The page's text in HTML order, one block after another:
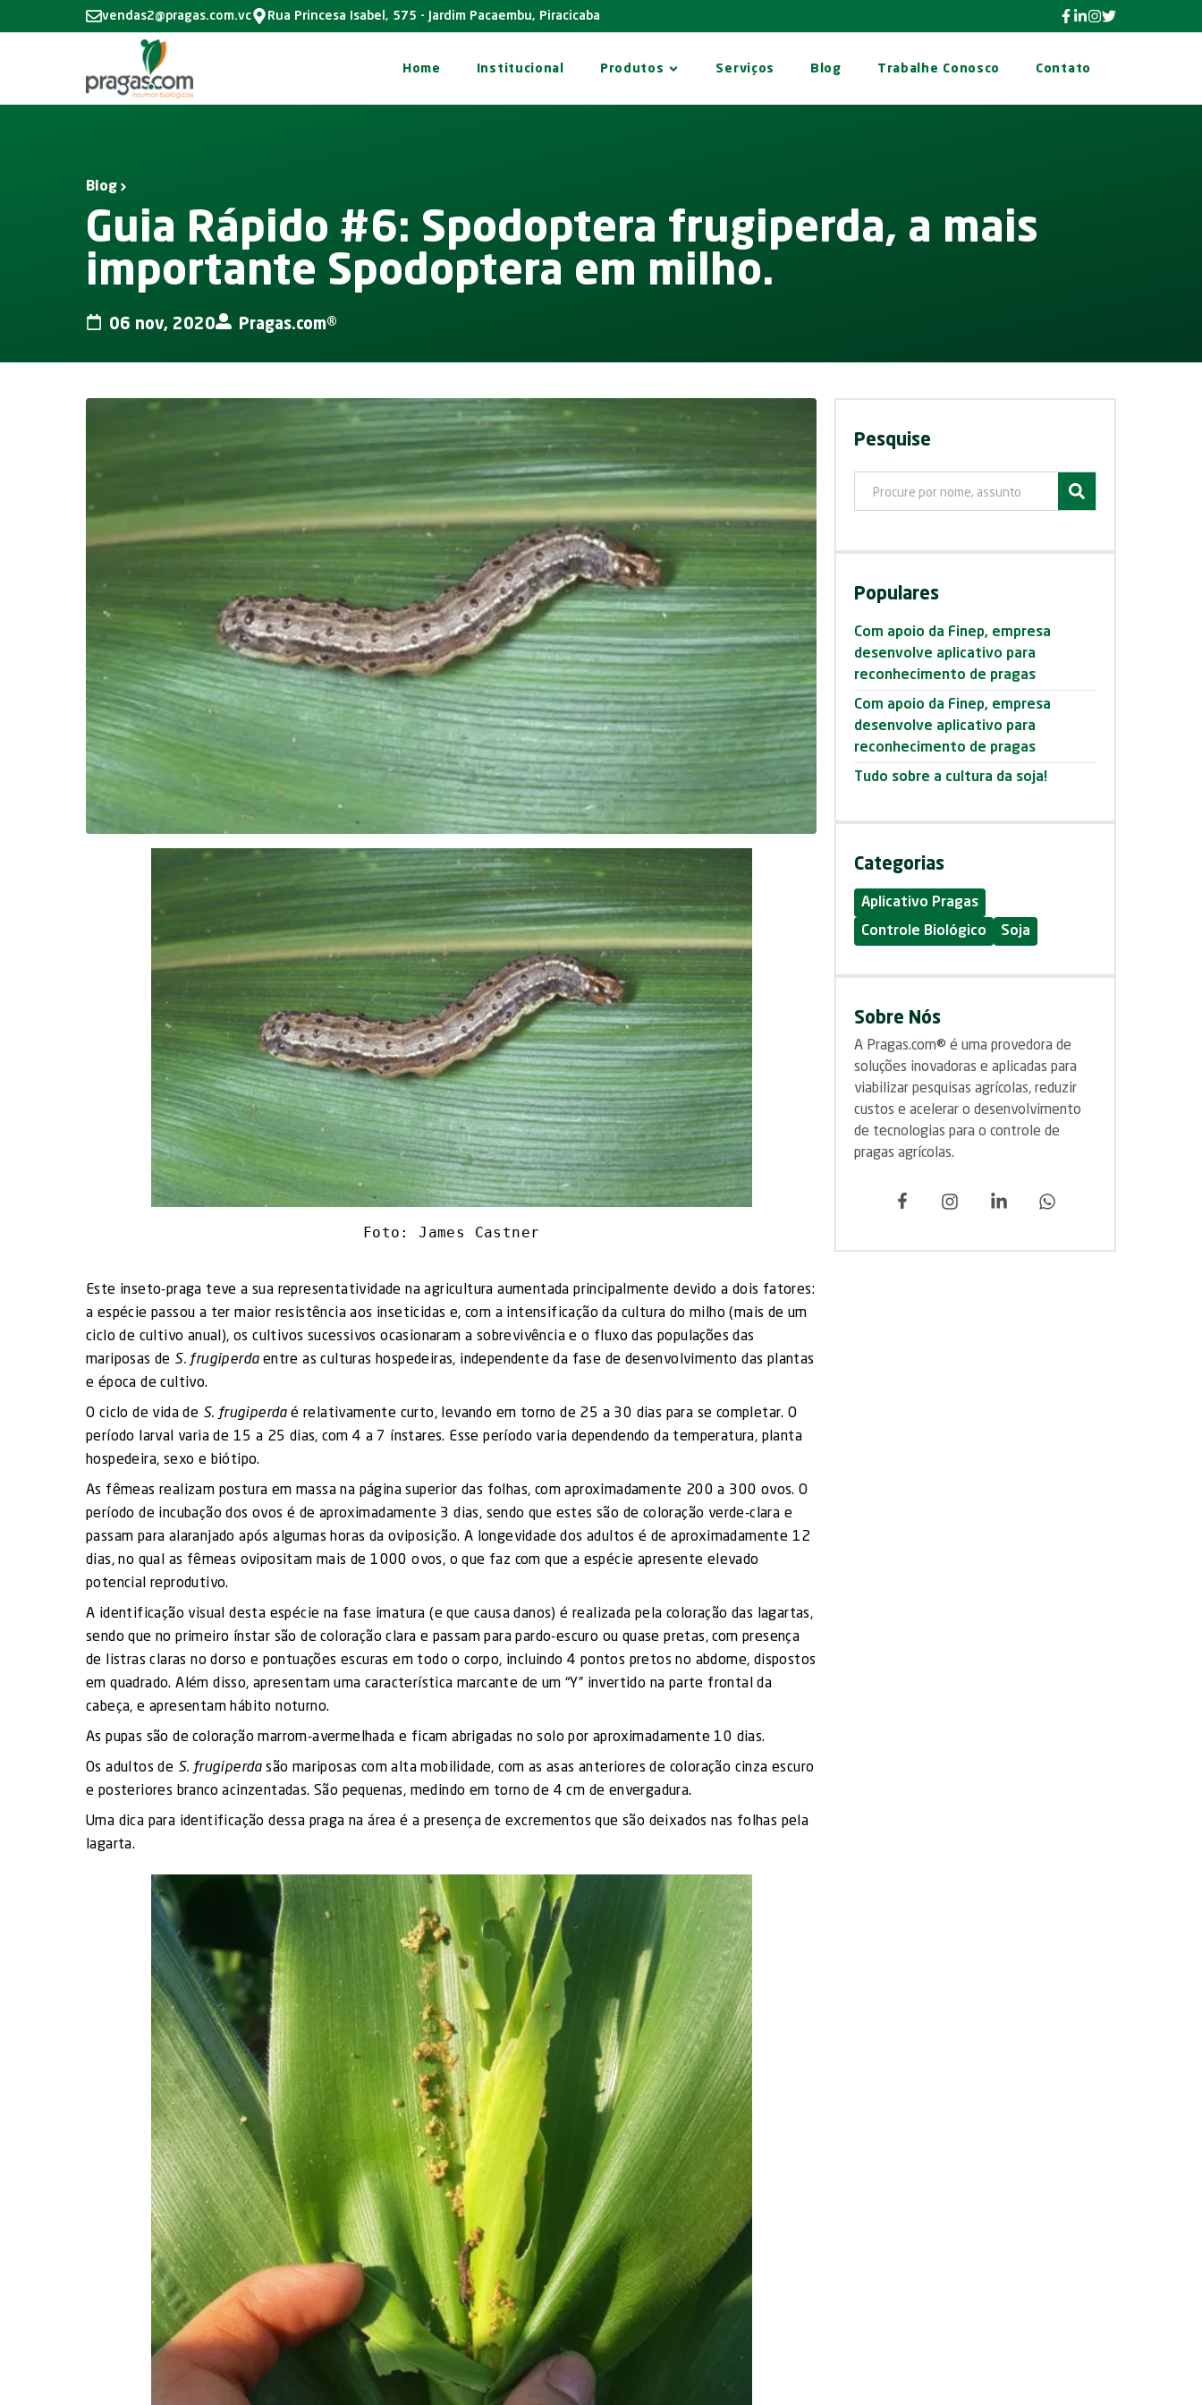
vendas2@pragas.com.vc Rua Princesa Isabel, 575 - Jardim Pacaembu, Piracicaba Facebook Pragas.com
Linkedin
Instagram
Twitter
Home Institucional Produtos Serviços Blog Trabalhe Conosco Contato
Blog
Guia Rápido #6: Spodoptera frugiperda, a mais
importante Spodoptera em milho.
06 nov, 2020 Pragas.com®
Foto: James Castner
Este inseto-praga teve a sua representatividade na agricultura aumentada principalmente devido a dois fatores:
a espécie passou a ter maior resistência aos inseticidas e, com a intensificação da cultura do milho (mais de um
ciclo de cultivo anual), os cultivos sucessivos ocasionaram a sobrevivência e o fluxo das populações das
mariposas de S. frugiperdaentre as culturas hospedeiras, independente da fase de desenvolvimento das plantas
e época de cultivo.
O ciclo de vida de S. frugiperdaé relativamente curto, levando em torno de 25 a 30 dias para se completar. O
período larval varia de 15 a 25 dias, com 4 a 7 ínstares. Esse período varia dependendo da temperatura, planta
hospedeira, sexo e biótipo.
As fêmeas realizam postura em massa na página superior das folhas, com aproximadamente 200 a 300 ovos. O
período de incubação dos ovos é de aproximadamente 3 dias, sendo que estes são de coloração verde-clara e
passam para alaranjado após algumas horas da oviposição. A longevidade dos adultos é de aproximadamente 12
dias, no qual as fêmeas ovipositam mais de 1000 ovos, o que faz com que a espécie apresente elevado
potencial reprodutivo.
A identificação visual desta espécie na fase imatura (e que causa danos) é realizada pela coloração das lagartas,
sendo que no primeiro ínstar são de coloração clara e passam para pardo-escuro ou quase pretas, com presença
de listras claras no dorso e pontuações escuras em todo o corpo, incluindo 4 pontos pretos no abdome, dispostos
em quadrado. Além disso, apresentam uma característica marcante de um “Y” invertido na parte frontal da
cabeça, e apresentam hábito noturno.
As pupas são de coloração marrom-avermelhada e ficam abrigadas no solo por aproximadamente 10 dias.
Os adultos de S. frugiperdasão mariposas com alta mobilidade, com as asas anteriores de coloração cinza escuro
e posteriores branco acinzentadas. São pequenas, medindo em torno de 4 cm de envergadura.
Uma dica para identificação dessa praga na área é a presença de excrementos que são deixados nas folhas pela
lagarta.
Pesquise
Posts
Ir para post
Populares
Com apoio da Finep, empresa
desenvolve aplicativo para
reconhecimento de pragas
Com apoio da Finep, empresa
desenvolve aplicativo para
reconhecimento de pragas
Tudo sobre a cultura da soja!
Categorias
Aplicativo Pragas
Controle Biológico
Soja
Sobre Nós
A Pragas.com® é uma provedora de
soluções inovadoras e aplicadas para
viabilizar pesquisas agrícolas, reduzir
custos e acelerar o desenvolvimento
de tecnologias para o controle de
pragas agrícolas.